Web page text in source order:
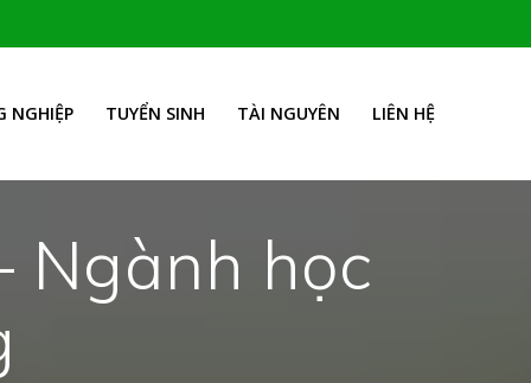
NGHIỆP TUYỂN SINH TÀI NGUYÊN LIÊN HỆ
Ngành học